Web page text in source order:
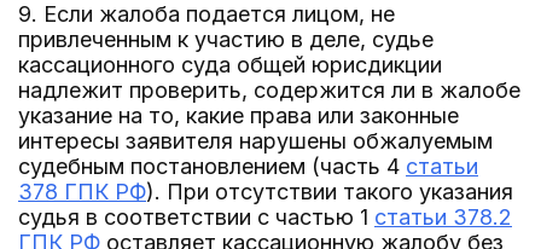
9. Если жалоба подается лицом, не
привлеченным к участию в деле, судье
кассационного суда общей юрисдикции
надлежит проверить, содержится ли в жалобе
указание на то, какие права или законные
интересы заявителя нарушены обжалуемым
судебным постановлением (часть 4 статьи
378 ГПК РФ). При отсутствии такого указания
судья в соответствии с частью 1 статьи 378.2
ГПК РФ оставляет кассационную жалобу без